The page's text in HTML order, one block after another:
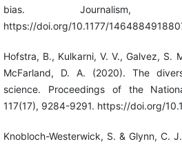
bias. Journalism,
https://doi.org/10.1177/
Hofstra, B., Kulkarni, V. V., Galvez, S.
McFarland, D. A. (2020). The
science. Proceedings of the
117(17), 9284-9291. https://doi.org/
Knobloch-Westerwick, S. & Glynn, C.